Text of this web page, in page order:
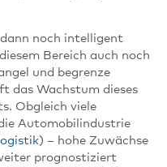
noch intelligent
Bereich auch noch
und begrenze
das Wachstum dieses
Obgleich viele
Automobilindustrie
) – hohe Zuwächse
prognostiziert